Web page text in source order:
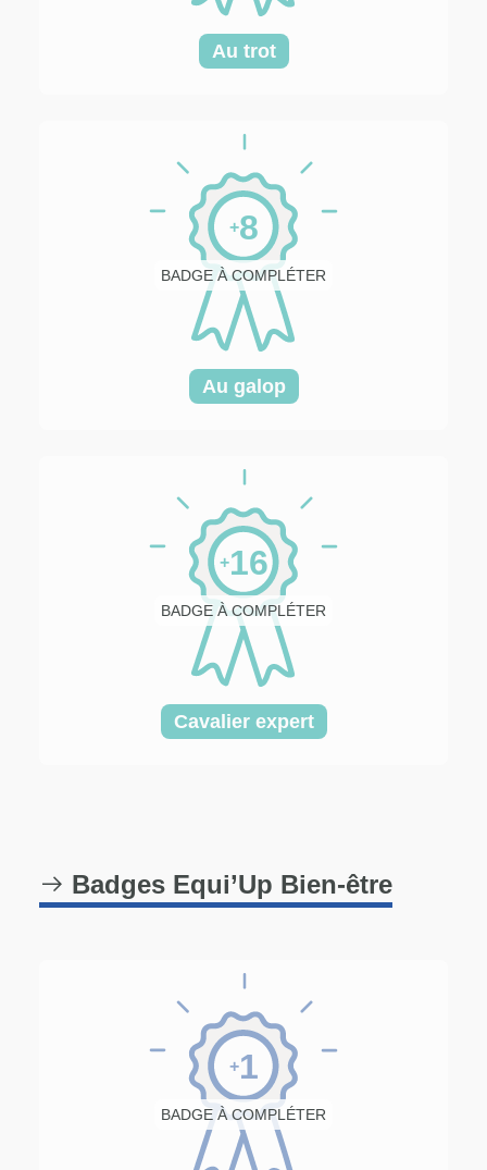
Au trot
BADGE À COMPLÉTER
+8
Au galop
BADGE À COMPLÉTER
+16
Cavalier expert
Badges Equi’Up Bien-être
BADGE À COMPLÉTER
+1